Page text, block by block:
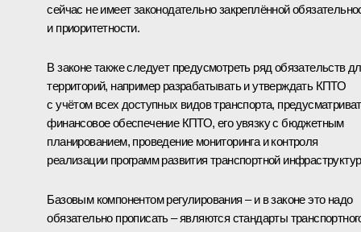
сейчас не имеет законодательно закреплённой
и приоритетности.
В законе также следует предусмотреть ряд обязательств
территорий, например разрабатывать и утверждать КПТО
с учётом всех доступных видов транспорта,
финансовое обеспечение КПТО, его увязку с бюджетным
планированием, проведение мониторинга и контроля
реализации программ развития транспортной
Базовым компонентом регулирования – и в законе это надо
обязательно прописать – являются стандарты